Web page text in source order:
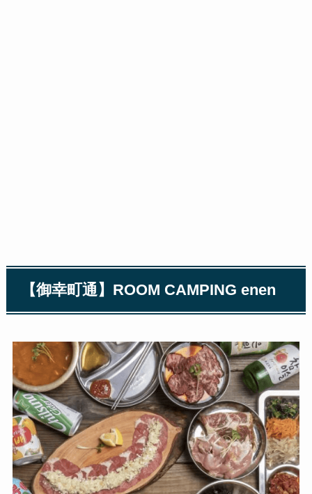
【御幸町通】ROOM CAMPING enen